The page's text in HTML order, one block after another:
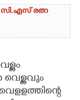
രത്ന
വെള്ളവും